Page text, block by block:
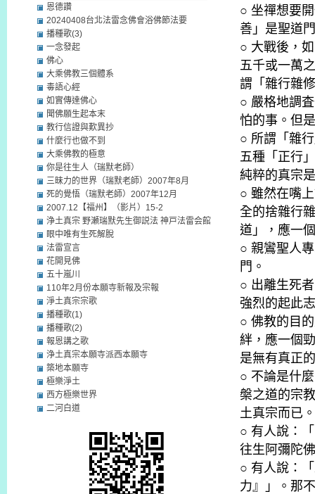
○ 坐禪想要
善」是聖道
○ 大戰後，
五千或一萬
謂「雜行雜
○ 嚴格地調
怕的事。但
○ 所謂「雜
五種「正行
純粹的真宗
○ 雖然在嘴
全的捨雜行
道」，應一
○ 親鸞聖人
門。
○ 出離生死
強烈的起此
○ 佛教的目
絆，應一個
是無有真正
○ 不論是什
槃之道的宗
土真宗而已。
○ 有人說：
往生阿彌陀
○ 有人說：
力』」。那
恩德讚
20240408台北法雷念佛會浴佛節法要
播種歌(3)
一念發起
佛心
大乘佛教三個體系
毒語心經
如實傳達佛心
聞佛願生起本末
教行信證與歎異抄
什麼行也做不到
大乘佛教的極意
你是往生人（瑞默老師）
三昧力的世界（瑞默老師）2007年8月
死的覺悟（瑞默老師）2007年12月
2007.12【福州】（影片）15-2
浄土真宗 野瀬瑞默先生御説法 神戸法雷会館
眼中唯有生死解脫
法雷宣言
花開見佛
五十嵐川
110年2月份本願寺新報及宗報
淨土真宗宗歌
播種歌(1)
播種歌(2)
報恩講之歌
浄土真宗本願寺派西本願寺
築地本願寺
極樂淨土
西方極樂世界
二河白道